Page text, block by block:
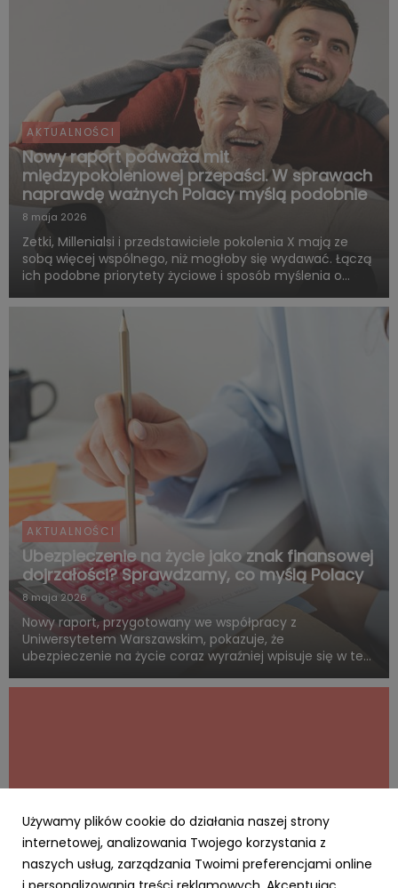
AKTUALNOŚCI
Nowy raport podważa mit
międzypokoleniowej przepaści. W sprawach
naprawdę ważnych Polacy myślą podobnie
8 maja 2026
Zetki, Millenialsi i przedstawiciele pokolenia X mają ze
sobą więcej wspólnego, niż mogłoby się wydawać. Łączą
ich podobne priorytety życiowe i sposób myślenia o
dojrzałości życiowej decydują przede wszystkim:
AKTUALNOŚCI
Ubezpieczenie na życie jako znak finansowej
dojrzałości? Sprawdzamy, co myślą Polacy
8 maja 2026
Nowy raport, przygotowany we współpracy z
Uniwersytetem Warszawskim, pokazuje, że
ubezpieczenie na życie coraz wyraźniej wpisuje się w ten
odpowiedzialność i rozsądne planowanie przyszłości.
Używamy plików cookie do działania naszej strony
internetowej, analizowania Twojego korzystania z
naszych usług, zarządzania Twoimi preferencjami online